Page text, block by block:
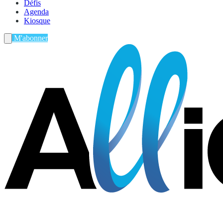
Défis
Agenda
Kiosque
M'abonner